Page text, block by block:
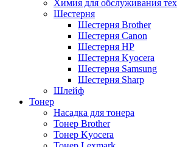
Химия для обслуживания
Шестерня
Шестерня Brother
Шестерня Canon
Шестерня HP
Шестерня Kyocera
Шестерня Samsung
Шестерня Sharp
Шлейф
Тонер
Насадка для тонера
Тонер Brother
Тонер Kyocera